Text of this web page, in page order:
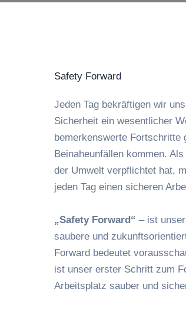
Safety Forward
Jeden Tag bekräftigen wir
Sicherheit ein wesentlicher
bemerkenswerte Fortschritte
Beinaheunfällen kommen.
der Umwelt verpflichtet hat,
jeden Tag einen sicheren
„Safety Forward“ – ist
saubere und
Forward bedeutet
ist unser erster Schritt zum
Arbeitsplatz sauber und